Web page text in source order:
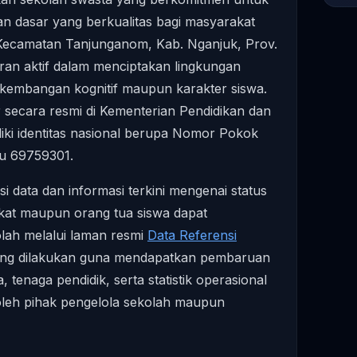
dasar yang berkualitas bagi masyarakat
Tanjunganom, Kab. Nganjuk, Prov.
aktif dalam menciptakan lingkungan
kognitif maupun karakter siswa.
resmi di Kementerian Pendidikan dan
identitas nasional berupa Nomor Pokok
69759301.
data dan informasi terkini mengenai status
maupun orang tua siswa dapat
melalui laman resmi Data Referensi
dilakukan guna mendapatkan pembaruan
tenaga pendidik, serta statistik operasional
pihak pengelola sekolah maupun